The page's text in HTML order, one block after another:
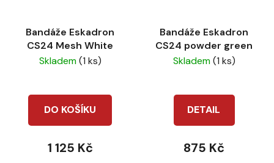
Bandáže Eskadron
CS24 Mesh White
Skladem(1 ks)
DO KOŠÍKU
1 125 Kč
Bandáže Eskadron
CS24 powder green
Skladem(1 ks)
DETAIL
875 Kč